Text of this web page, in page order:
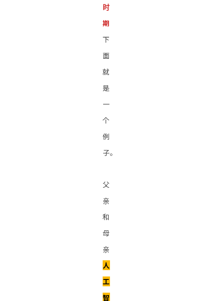
时
期
下
面
就
是
一
个
例
子。
父
亲
和
母
亲
人
工
智